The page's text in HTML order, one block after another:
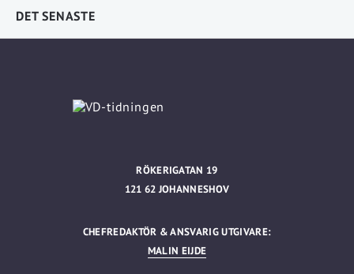
DET SENASTE
RÖKERIGATAN 19
121 62 JOHANNESHOV
CHEFREDAKTÖR & ANSVARIG UTGIVARE:
MALIN EIJDE